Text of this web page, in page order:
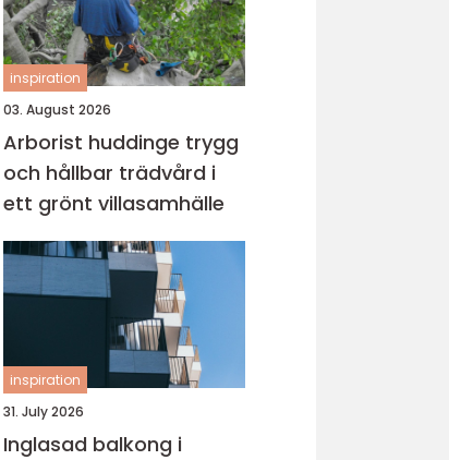
inspiration
03. August 2026
Arborist huddinge trygg
och hållbar trädvård i
ett grönt villasamhälle
inspiration
31. July 2026
Inglasad balkong i